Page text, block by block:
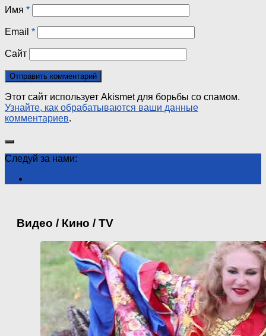
Имя *
Email *
Сайт
Этот сайт использует Akismet для борьбы со спамом.
Узнайте, как обрабатываются ваши данные
комментариев.
Следуй за нами:
Видео / Кино / TV